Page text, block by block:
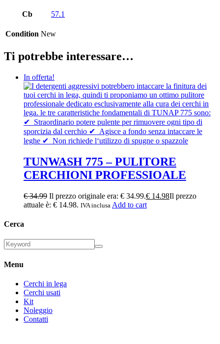
Cb 57.1
Condition New
Ti potrebbe interessare…
In offerta!
TUNWASH 775 – PULITORE
CERCHIONI PROFESSIOALE
€34.99 Il prezzo originale era: € 34.99.€ 14.98Il prezzo
attuale è: € 14.98. IVA inclusa Add to cart
Cerca
Menu
Cerchi in lega
Cerchi usati
Kit
Noleggio
Contatti